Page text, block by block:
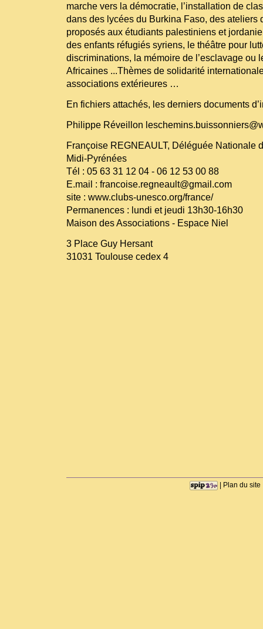
marche vers la démocratie, l’installation de
dans des lycées du Burkina Faso, des ateliers
proposés aux étudiants palestiniens et
des enfants réfugiés syriens, le théâtre pour
discriminations, la mémoire de l’esclavage ou
Africaines ...Thèmes de solidarité
associations extérieures …
En fichiers attachés, les derniers documents
Philippe Réveillon
Françoise REGNEAULT, Déléguée Nationale
Midi-Pyrénées
Tél : 05 63 31 12 04 - 06 12 53 00 88
E.mail : francoise.regneault@gmail.com
site : www.clubs-unesco.org/france/
Permanences : lundi et jeudi 13h30-16h30
Maison des Associations - Espace Niel
3 Place Guy Hersant
31031 Toulouse cedex 4
Plan du site